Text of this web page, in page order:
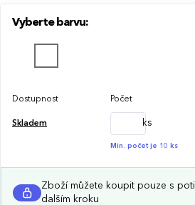
Vyberte barvu:
Dostupnost Počet
Skladem ks
Min. počet je 10 ks
Zboží můžete koupit pouze s
dalším kroku